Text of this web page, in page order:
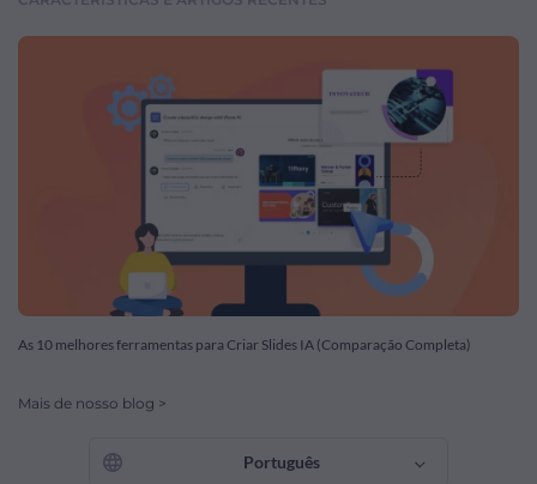
As 10 melhores ferramentas para Criar Slides IA (Comparação Completa)
Mais de nosso blog >
Português